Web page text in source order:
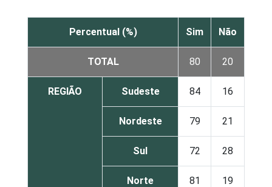
Percentual (%) Sim Não
TOTAL 80 20
REGIÃO Sudeste 84 16
Nordeste 79 21
Sul 72 28
Norte 81 19